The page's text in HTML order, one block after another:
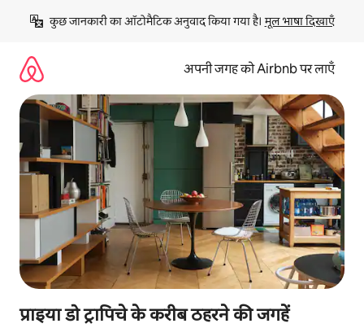
छोड़कर
कॉन्टेंट
कुछ जानकारी का ऑटोमैटिक अनुवाद किया गया है। मूल भाषा दिखाएँ
अपनी जगह को Airbnb पर लाएँ
प्राइया डो ट्रापिचे के करीब ठहरने की जगहें